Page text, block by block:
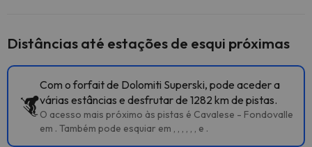
Distâncias até estações de esqui próximas
Com o forfait de Dolomiti Superski, pode aceder a
várias estâncias e desfrutar de 1282 km de pistas.
O acesso mais próximo às pistas é Cavalese - Fondovalle
em . Também pode esquiar em , , , , , , e .